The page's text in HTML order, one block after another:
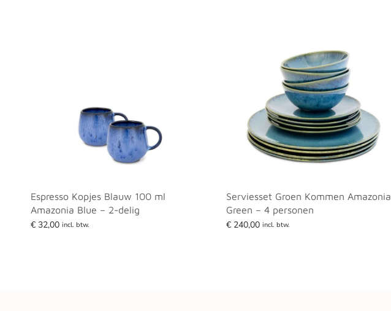
Espresso Kopjes Blauw 100 ml
Amazonia Blue – 2-delig
€ 32,00 incl. btw.
Serviesset Groen Kommen Amazonia
Green – 4 personen
€ 240,00 incl. btw.